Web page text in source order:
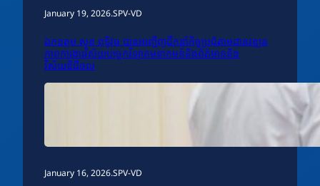
January 19, 2026.SPV-VD
ឯកឧត្តម សុខ ពុទ្ធិវុធ បានអញ្ជើញដឹកនាំកិច្ចប្រជុំតាមដានវឌ្ឍន
ភាពការងារវិស័យបច្ចេកវិទ្យាគមនាគមន៍និងព័ត៌មាននិង
វិស័យឌីជីថល
January 16, 2026.SPV-VD